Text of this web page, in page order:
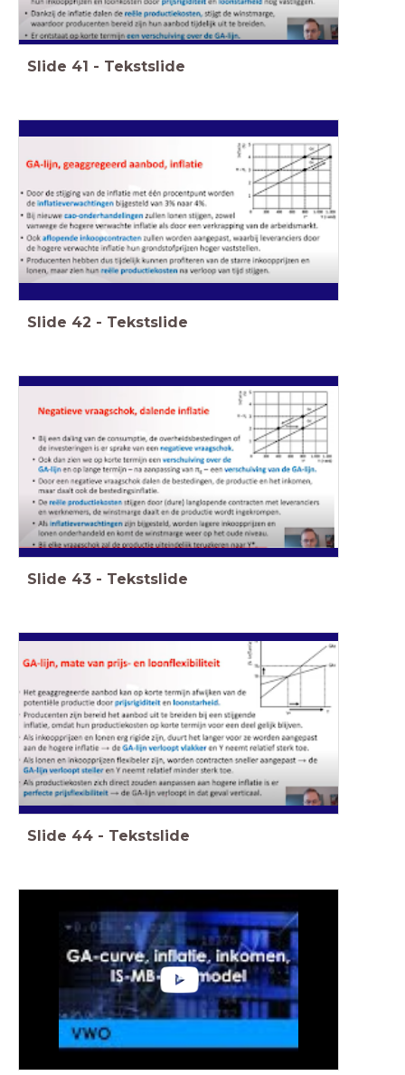
Slide 41 - Tekstslide
Slide 42 - Tekstslide
Slide 43 - Tekstslide
Slide 44 - Tekstslide